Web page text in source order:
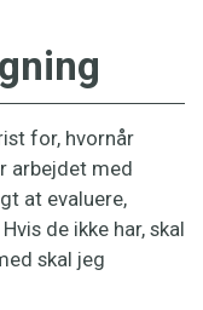
for, hvornår
arbejdet med
at evaluere,
de ikke har, skal
skal jeg